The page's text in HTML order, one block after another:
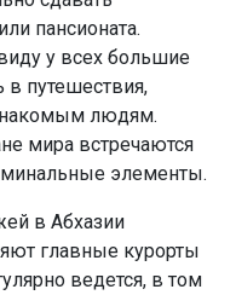
пансионата.
у всех большие
в путешествия,
людям.
мира встречаются
элементы.
в Абхазии
главные курорты
ведется, в том